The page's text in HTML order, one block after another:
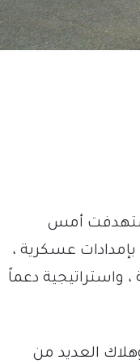
أمس
بإمدادات عسكرية ،
واستراتيجية دعماً
العديد من